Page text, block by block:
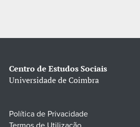
Centro de Estudos Sociais
Universidade de Coimbra
Política de Privacidade